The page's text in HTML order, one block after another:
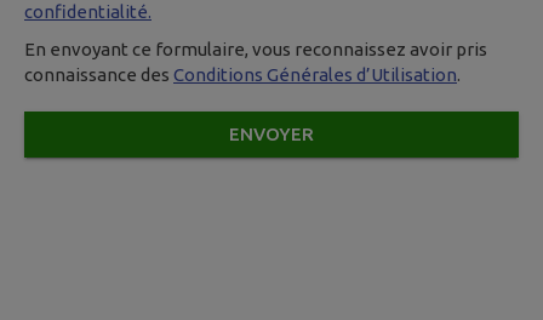
confidentialité.
En envoyant ce formulaire, vous reconnaissez avoir pris
connaissance des Conditions Générales d’Utilisation.
ENVOYER